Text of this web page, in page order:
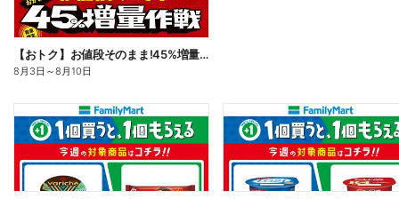
【おトク】お値段そのまま!45%増量作戦!
8月3日 ～8月10日